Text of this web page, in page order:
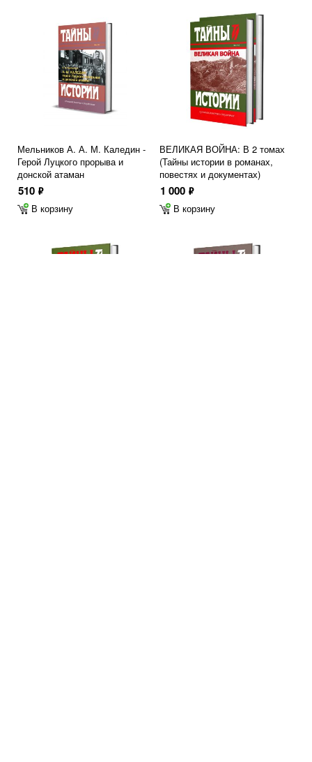
Мельников А. А. М. Каледин -
Герой Луцкого прорыва и
донской атаман
510 ф
В корзину
ВЕЛИКАЯ ВОЙНА: В 2 томах
(Тайны истории в романах,
повестях и документах)
1 000 ф
В корзину